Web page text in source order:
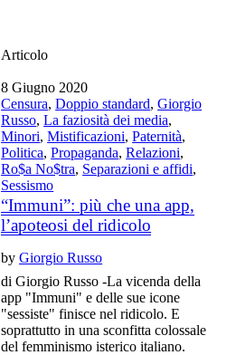
Articolo
8 Giugno 2020
Censura,Doppio standard,Giorgio
Russo,La faziosità dei media,
Minori,Mistificazioni,Paternità,
Politica,Propaganda,Relazioni,
Ro$a No$tra, Separazioni e affidi,
Sessismo
“Immuni”: più che una app,
l’apoteosi del ridicolo
byGiorgio Russo
di Giorgio Russo -La vicenda della
app "Immuni" e delle sue icone
"sessiste" finisce nel ridicolo. E
soprattutto in una sconfitta colossale
del femminismo isterico italiano.